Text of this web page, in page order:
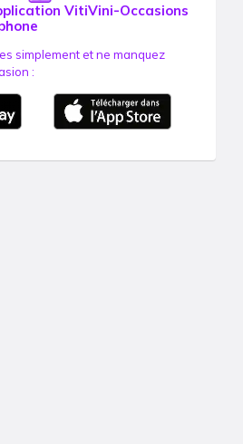
VitiVini-Occasions
simplement et ne manquez
: